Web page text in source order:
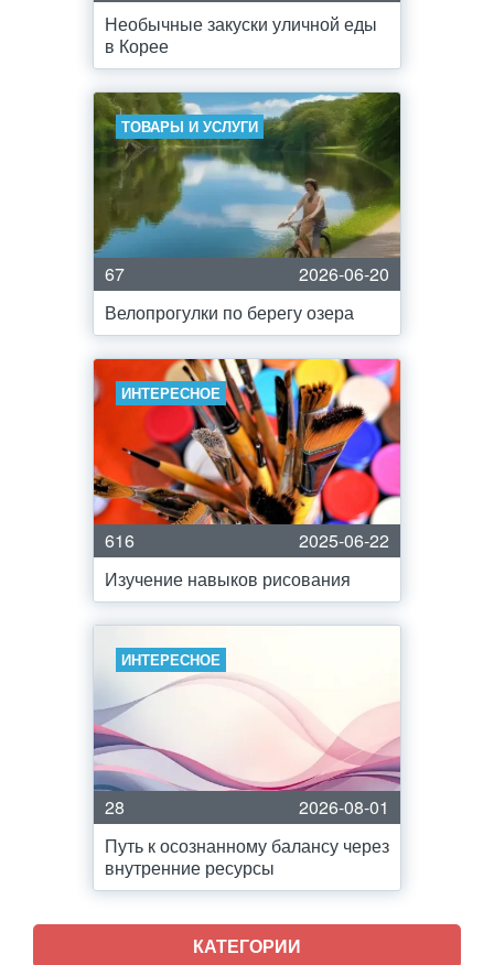
Необычные закуски уличной еды
в Корее
ТОВАРЫ И УСЛУГИ
67
2026-06-20
Велопрогулки по берегу озера
ИНТЕРЕСНОЕ
616
2025-06-22
Изучение навыков рисования
ИНТЕРЕСНОЕ
28
2026-08-01
Путь к осознанному балансу через
внутренние ресурсы
КАТЕГОРИИ